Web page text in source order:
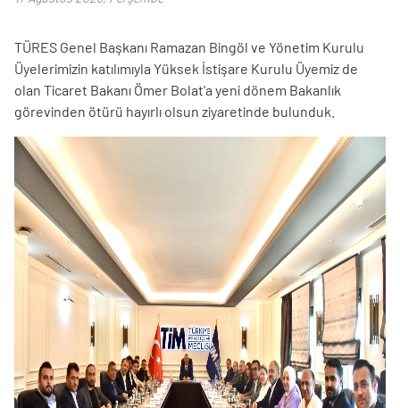
TÜRES Genel Başkanı Ramazan Bingöl ve Yönetim Kurulu
Üyelerimizin katılımıyla Yüksek İstişare Kurulu Üyemiz de
olan Ticaret Bakanı Ömer Bolat'a yeni dönem Bakanlık
görevinden ötürü hayırlı olsun ziyaretinde bulunduk.